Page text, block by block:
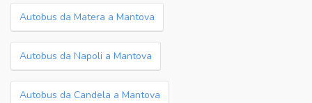
Autobus da Matera a Mantova
Autobus da Napoli a Mantova
Autobus da Candela a Mantova